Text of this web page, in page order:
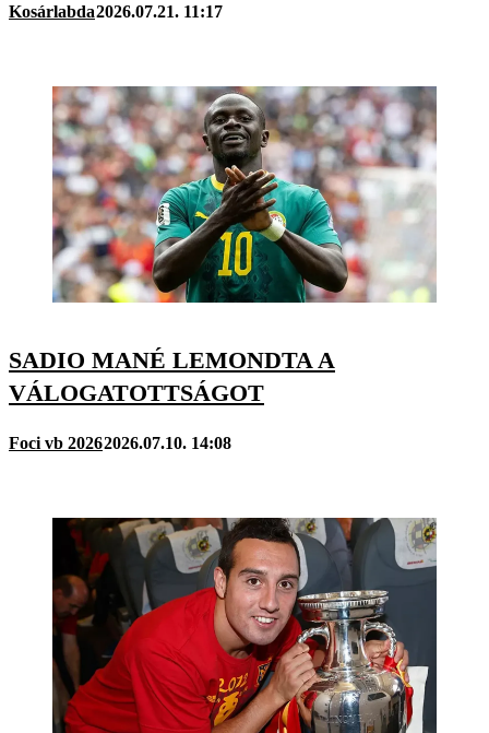
Kosárlabda2026.07.21. 11:17
SADIO MANÉ LEMONDTA A
VÁLOGATOTTSÁGOT
Foci vb 20262026.07.10. 14:08